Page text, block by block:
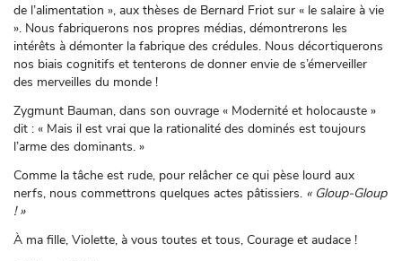
de l’alimentation », aux thèses de Bernard Friot sur « le salaire à vie
». Nous fabriquerons nos propres médias, démontrerons les
intérêts à démonter la fabrique des crédules. Nous décortiquerons
nos biais cognitifs et tenterons de donner envie de s’émerveiller
des merveilles du monde !
Zygmunt Bauman, dans son ouvrage « Modernité et holocauste »
dit : « Mais il est vrai que la rationalité des dominés est toujours
l’arme des dominants. »
Comme la tâche est rude, pour relâcher ce qui pèse lourd aux
nerfs, nous commettrons quelques actes pâtissiers. « Gloup-Gloup
! »
À ma fille, Violette, à vous toutes et tous, Courage et audace !